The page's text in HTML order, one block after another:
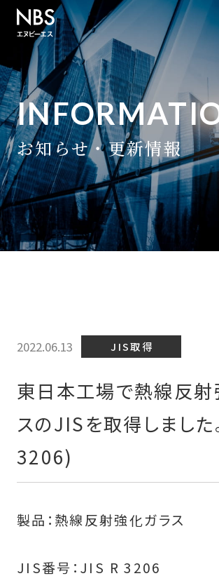
お知らせ・更新情報
2022.06.13 JIS取得
東日本工場で熱線反射
スのJISを取得しまし
3206)
製品：熱線反射強化ガラス
JIS番号：JIS R 3206